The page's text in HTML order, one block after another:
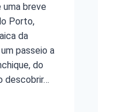
breve
Porto,
da
passeio a
do
descobrir…